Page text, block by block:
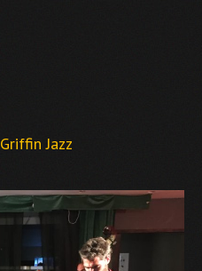
Griffin Jazz